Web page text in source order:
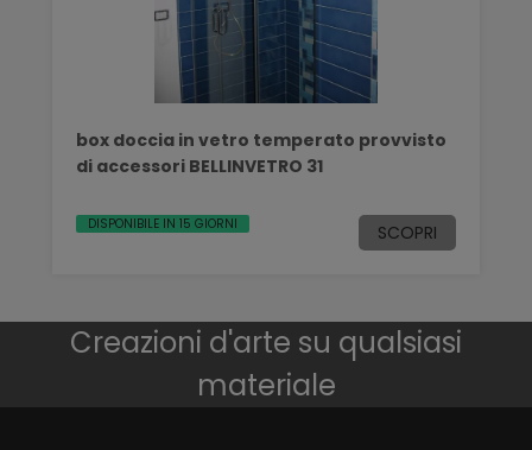
box doccia in vetro temperato provvisto
di accessori BELLINVETRO 31
DISPONIBILE IN 15 GIORNI SCOPRI
Creazioni d'arte su qualsiasi
materiale